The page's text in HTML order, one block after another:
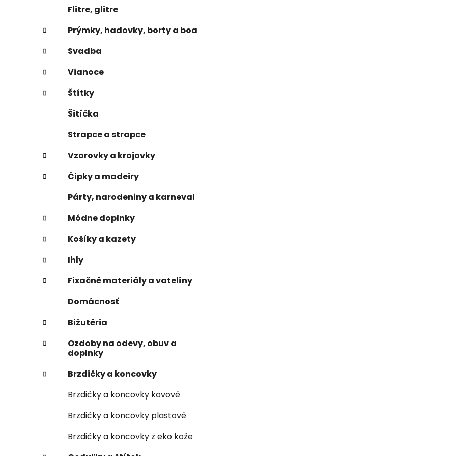
Flitre, glitre
Prýmky, hadovky, borty a boa
Svadba
Vianoce
Štítky
Šitíčka
Strapce a strapce
Vzorovky a krojovky
Čipky a madeiry
Párty, narodeniny a karneval
Módne doplnky
Košíky a kazety
Ihly
Fixačné materiály a vatelíny
Domácnosť
Bižutéria
Ozdoby na odevy, obuv a
doplnky
Brzdičky a koncovky
Brzdičky a koncovky kovové
Brzdičky a koncovky plastové
Brzdičky a koncovky z eko kože